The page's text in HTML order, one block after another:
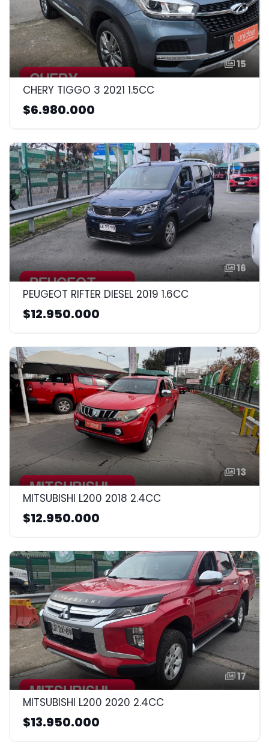
15
CHERY TIGGO 3 2021 1.5CC
$6.980.000
16
PEUGEOT RIFTER DIESEL 2019 1.6CC
$12.950.000
13
MITSUBISHI L200 2018 2.4CC
$12.950.000
17
MITSUBISHI L200 2020 2.4CC
$13.950.000